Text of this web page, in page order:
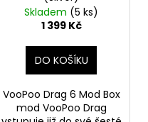
Skladem (5 ks)
1 399 Kč
DO KOŠÍKU
VooPoo Drag 6 Mod Box
mod VooPoo Drag